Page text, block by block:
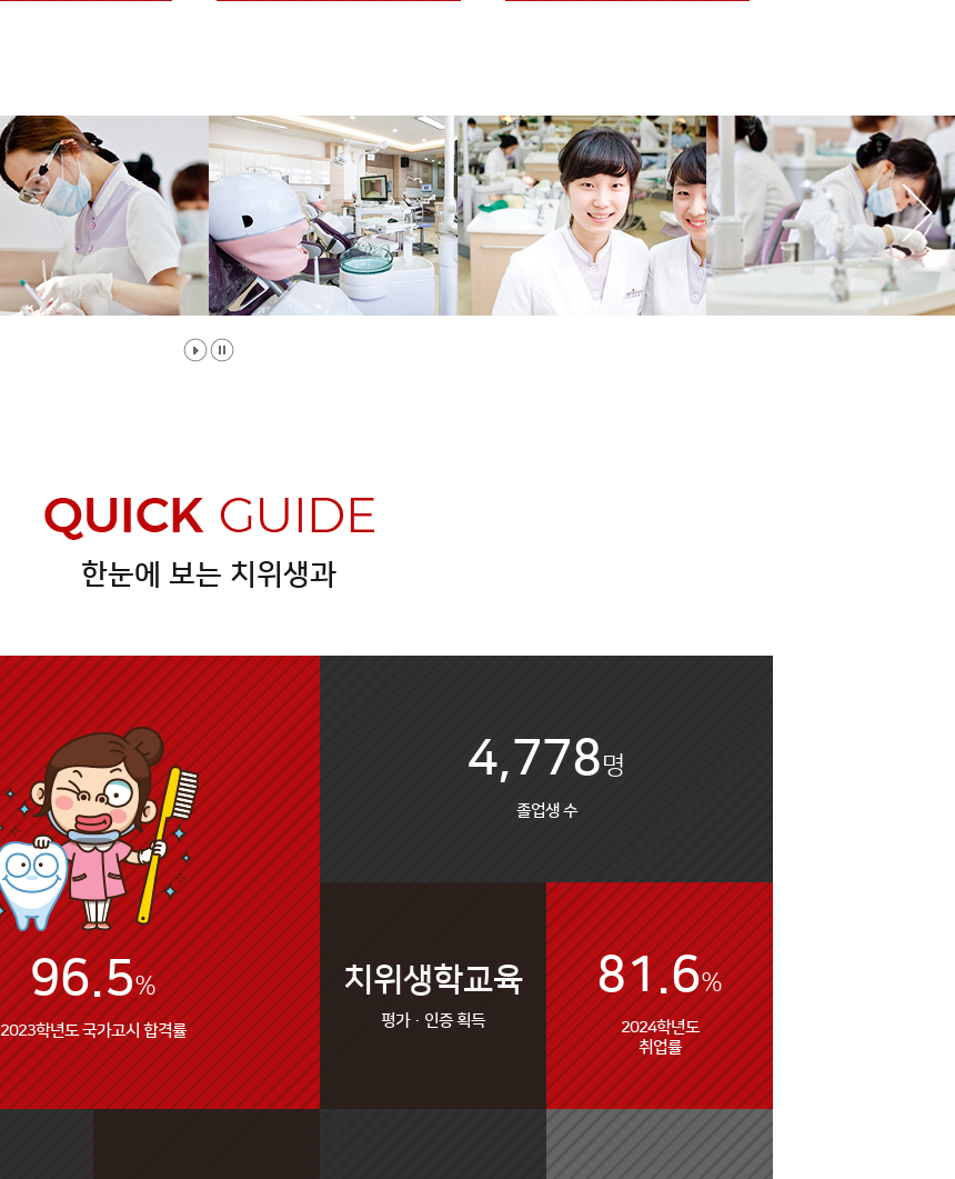
한눈에 보는 치위생과
96.5%
2023학년도 국가고시 합격률
4,778명
졸업생 수
치위생학교육
평가·인증 획득
81.6%
2024학년도
취업률